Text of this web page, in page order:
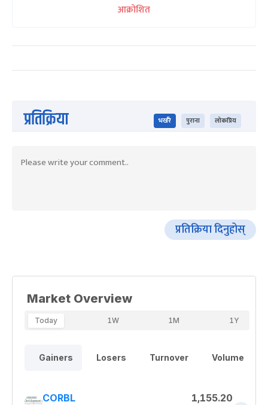
आक्रोशित
प्रतिक्रिया भर्खरै पुराना लोकप्रिय
प्रतिक्रिया दिनुहोस्